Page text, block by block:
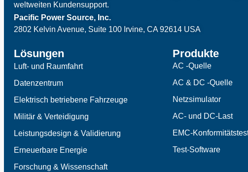
weltweiten Kundensupport.
Pacific Power Source, Inc.
2802 Kelvin Avenue, Suite 100 Irvine, CA 92614 USA
Lösungen
Luft- und Raumfahrt
Datenzentrum
Elektrisch betriebene Fahrzeuge
Militär & Verteidigung
Leistungsdesign & Validierung
Erneuerbare Energie
Forschung & Wissenschaft
Produkte
AC -Quelle
AC & DC -Quelle
Netzsimulator
AC- und DC-Last
EMC-
Test-Software